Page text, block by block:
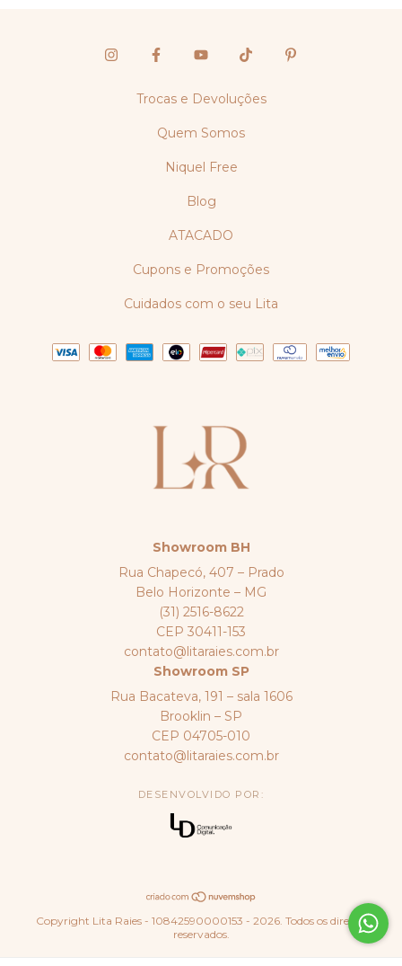
Trocas e Devoluções
Quem Somos
Niquel Free
Blog
ATACADO
Cupons e Promoções
Cuidados com o seu Lita
Showroom BH
Rua Chapecó, 407 – Prado
Belo Horizonte – MG
(31) 2516-8622
CEP 30411-153
contato@litaraies.com.br
Showroom SP
Rua Bacateva, 191 – sala 1606
Brooklin – SP
CEP 04705-010
contato@litaraies.com.br
DESENVOLVIDO POR:
Copyright Lita Raies - 10842590000153 - 2026. Todos os direitos
reservados.